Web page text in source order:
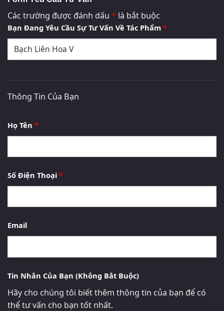
Các trường được đánh dấu * là bắt buộc
Bạn Đang Yêu Cầu Sự Tư Vấn Về Tác Phẩm *
Thông Tin Của Bạn
Họ Tên *
Số Điện Thoại *
Email
Tin Nhắn Của Bạn (Không Bắt Buộc)
Hãy cho chúng tôi biết thêm thông tin của bạn để có
thể tư vấn cho bạn tốt nhất.